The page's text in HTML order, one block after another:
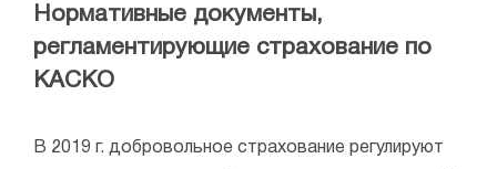
Нормативные документы,
регламентирующие страхование по
КАСКО
В 2019 г. добровольное страхование регулируют